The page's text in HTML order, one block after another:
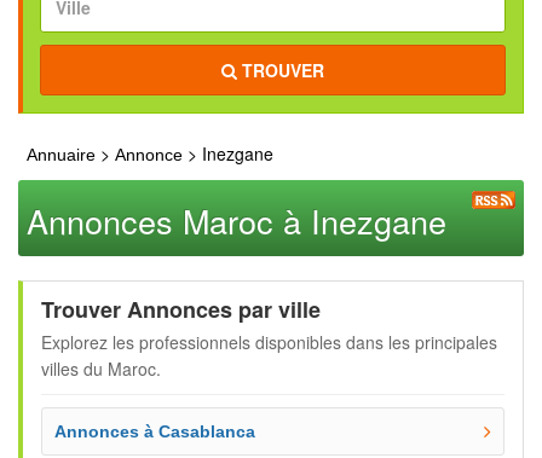
TROUVER
Annuaire > Annonce > Inezgane
Annonces Maroc à Inezgane
Trouver Annonces par ville
Explorez les professionnels disponibles dans les principales
villes du Maroc.
Annonces à Casablanca